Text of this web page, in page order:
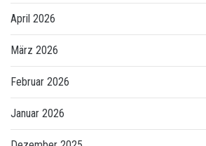
April 2026
März 2026
Februar 2026
Januar 2026